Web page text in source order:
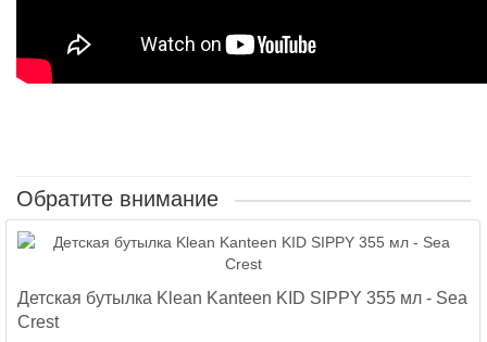
Обратите внимание
Детская бутылка Klean Kanteen KID SIPPY 355 мл - Sea
Crest